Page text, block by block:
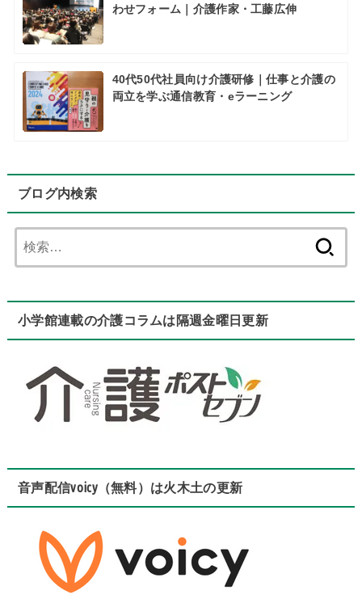
わせフォーム｜介護作家・工藤広伸
40代50代社員向け介護研修｜仕事と介護の
両立を学ぶ通信教育・eラーニング
ブログ内検索
索:
小学館連載の介護コラムは隔週金曜日更新
音声配信voicy（無料）は火木土の更新